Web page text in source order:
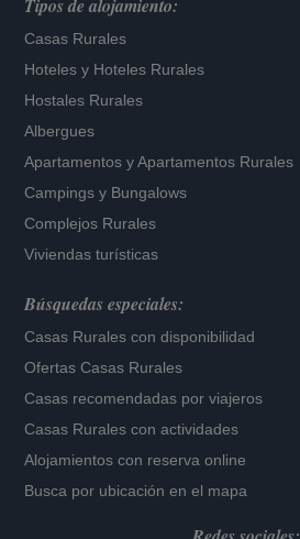
Tipos de alojamiento:
Casas Rurales
Hoteles y Hoteles Rurales
Hostales Rurales
Albergues
Apartamentos yApartamentos Rurales
Campings y Bungalows
Complejos Rurales
Viviendas turísticas
Búsquedas especiales:
Casas Rurales con disponibilidad
Ofertas Casas Rurales
Casas recomendadas por viajeros
Casas Rurales con actividades
Alojamientos con reserva online
Busca por ubicación en el mapa